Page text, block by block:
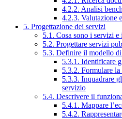
4.2.2. Analisi
4.2.3. Valutazione
5. Progettazione dei servizi
5.1. Cosa sono i servizi e
5.2. Progettare servizi
5.3. Definire il modello
5.3.1. Identificare
5.3.2. Formulare
5.3.3. Inquadrare
servizio
5.4. Descrivere il
5.4.1. Mappare
5.4.2.